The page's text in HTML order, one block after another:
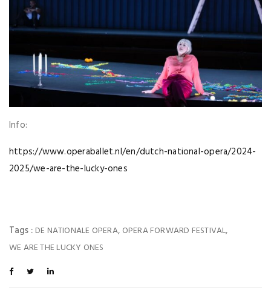
Info:
https://www.operaballet.nl/en/dutch-national-opera/2024-
2025/we-are-the-lucky-ones
Tags : DE NATIONALE OPERA, OPERA FORWARD FESTIVAL,
WE ARE THE LUCKY ONES